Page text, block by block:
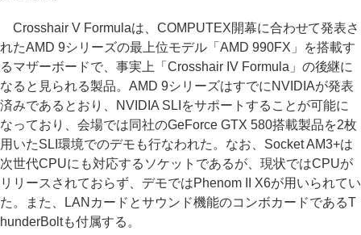
Crosshair V Formulaは、COMPUTEX開幕に合わせて発表さ
れたAMD 9シリーズの最上位モデル「AMD 990FX」を搭載す
るマザーボードで、事実上「Crosshair IV Formula」の後継に
なると見られる製品。AMD 9シリーズはすでにNVIDIAが発表
済みであるとおり、NVIDIA SLIをサポートすることが可能に
なっており、会場では同社のGeForce GTX 580搭載製品を2枚
用いたSLI環境でのデモも行なわれた。なお、Socket AM3+は
次世代CPUにも対応するソケットであるが、現状ではCPUが
リリースされておらず、デモではPhenom II X6が用いられてい
た。また、LANカードとサウンド機能のコンボカードであるT
hunderBoltも付属する。